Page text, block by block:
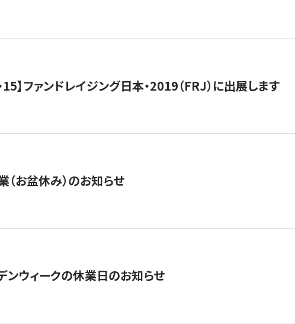
15】ファンドレイジング日本・2019（FRJ）に出展します
（お盆休み）のお知らせ
ンウィークの休業日のお知らせ